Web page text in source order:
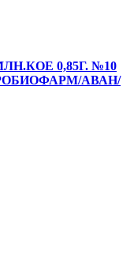
0,85Г. №10
АВАН/